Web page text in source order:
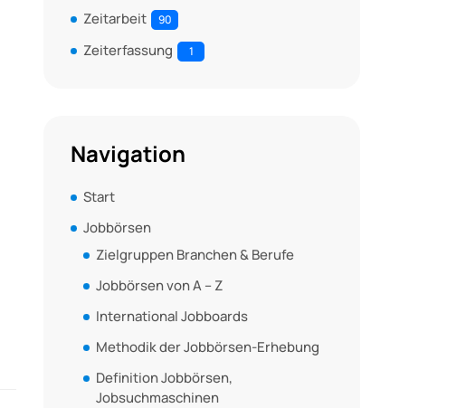
Zeitarbeit 90
Zeiterfassung 1
Navigation
Start
Jobbörsen
Zielgruppen Branchen & Berufe
Jobbörsen von A – Z
International Jobboards
Methodik der Jobbörsen-Erhebung
Definition Jobbörsen,
Jobsuchmaschinen